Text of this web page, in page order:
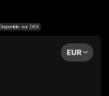
du classement de
des pertes
Disponible sur DEX
EUR